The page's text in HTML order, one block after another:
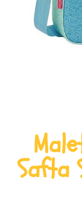
Safta